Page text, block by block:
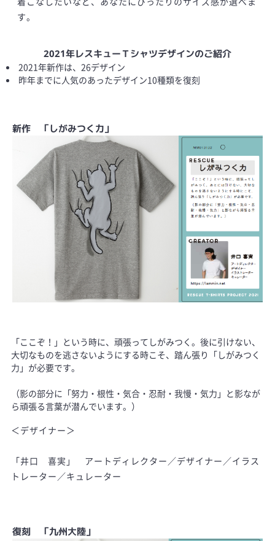
す。
2021年レスキューＴシャツデザインのご紹介
2021年新作は、26デザイン
昨年までに人気のあったデザイン10種類を復刻
新作 「しがみつく力」
「ここぞ！」という時に、頑張ってしがみつく。後に引けない、
大切なものを逃さないようにする時こそ、踏ん張り「しがみつく
力」が必要です。
（影の部分に「努力・根性・気合・忍耐・我慢・気力」と影なが
ら頑張る言葉が潜んでいます。）
＜デザイナー＞
「井口 喜実」 アートディレクター／デザイナー／イラス
トレーター／キュレーター
復刻 「九州大陸」